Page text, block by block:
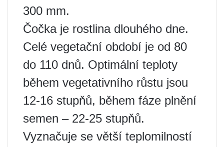
300 mm.
Čočka je rostlina dlouhého dne.
Celé vegetační období je od 80
do 110 dnů. Optimální teploty
během vegetativního růstu jsou
12-16 stupňů, během fáze plnění
semen – 22-25 stupňů.
Vyznačuje se větší teplomilností